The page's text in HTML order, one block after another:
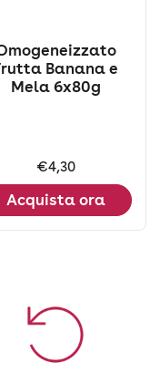
Banana e
Mela 6x80g
Prezzo:
€4,30
Acquista ora
successiva